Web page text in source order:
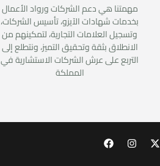
مهمتنا هي دعم الشركات ورواد الأعمال
بخدمات شهادات الآيزو، تأسيس الشركات،
وتسجيل العلامات التجارية، لتمكينهم من
الانطلاق بثقة وتحقيق التميز، ونتطلع إلى
التربع على عرش الشركات الاستشارية في
المملكة